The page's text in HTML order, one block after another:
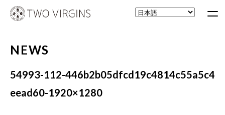
NEWS
54993-112-446b2b05dfcd19c4814c55a5c4
eead60-1920×1280